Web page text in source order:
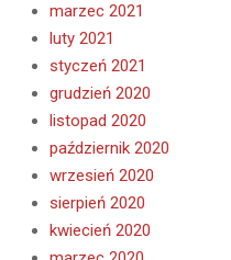
marzec 2021
luty 2021
styczeń 2021
grudzień 2020
listopad 2020
październik 2020
wrzesień 2020
sierpień 2020
kwiecień 2020